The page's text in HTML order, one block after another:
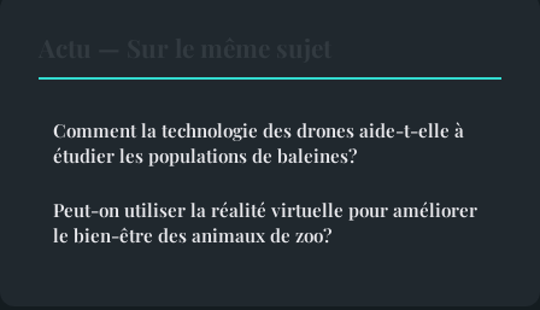
Comment la technologie des drones aide-t-elle à
étudier les populations de baleines?
Peut-on utiliser la réalité virtuelle pour améliorer
le bien-être des animaux de zoo?